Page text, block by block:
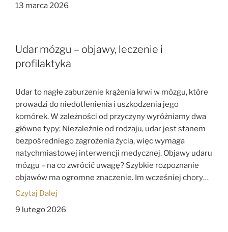
13 marca 2026
Udar mózgu – objawy, leczenie i
profilaktyka
Udar to nagłe zaburzenie krążenia krwi w mózgu, które
prowadzi do niedotlenienia i uszkodzenia jego
komórek. W zależności od przyczyny wyróżniamy dwa
główne typy: Niezależnie od rodzaju, udar jest stanem
bezpośredniego zagrożenia życia, więc wymaga
natychmiastowej interwencji medycznej. Objawy udaru
mózgu – na co zwrócić uwagę? Szybkie rozpoznanie
objawów ma ogromne znaczenie. Im wcześniej chory…
Czytaj Dalej
9 lutego 2026